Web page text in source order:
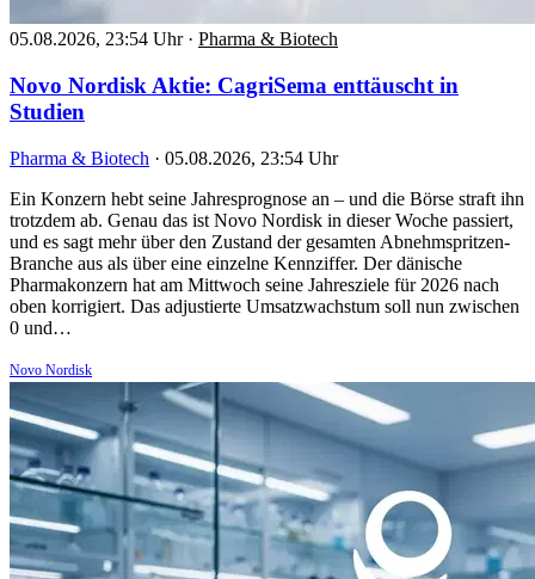
05.08.2026, 23:54 Uhr · Pharma & Biotech
Novo Nordisk Aktie: CagriSema enttäuscht in
Studien
Pharma & Biotech · 05.08.2026, 23:54 Uhr
Ein Konzern hebt seine Jahresprognose an – und die Börse straft ihn
trotzdem ab. Genau das ist Novo Nordisk in dieser Woche passiert,
und es sagt mehr über den Zustand der gesamten Abnehmspritzen-
Branche aus als über eine einzelne Kennziffer. Der dänische
Pharmakonzern hat am Mittwoch seine Jahresziele für 2026 nach
oben korrigiert. Das adjustierte Umsatzwachstum soll nun zwischen
0 und…
Novo Nordisk